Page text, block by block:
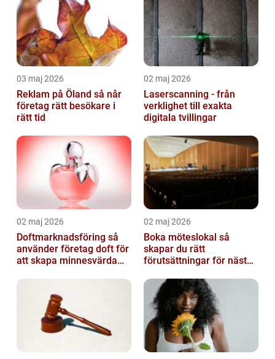
03 maj 2026
Reklam på Öland så når
företag rätt besökare i
rätt tid
02 maj 2026
Laserscanning - från
verklighet till exakta
digitala tvillingar
02 maj 2026
Doftmarknadsföring så
använder företag doft för
att skapa minnesvärda
02 maj 2026
Boka möteslokal så
skapar du rätt
förutsättningar för nästa